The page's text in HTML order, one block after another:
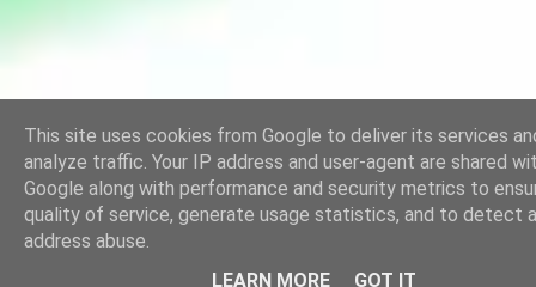
This site uses cookies from Google to deliver its services
analyze traffic. Your IP address and user-agent are shared
Google along with performance and security metrics to
quality of service, generate usage statistics, and to detect
address abuse.
LEARN MORE
GOT IT